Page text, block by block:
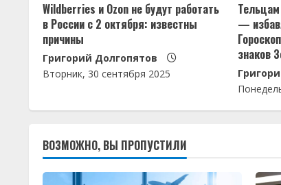
ч
т
е
н
и
е
Wildberries и Ozon не будут работать
в России с 2 октября: известны
причины
Григорий Долгопятов
Вторник, 30 сентября 2025
—
знаков
ВОЗМОЖНО, ВЫ ПРОПУСТИЛИ